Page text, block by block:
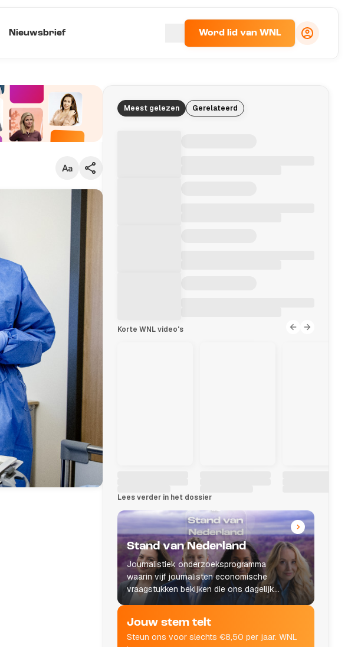
Nieuwsbrief Word lid van WNL
Meest gelezen Gerelateerd
Korte WNL video's
Lees verder in het dossier
Stand van Nederland
Journalistiek onderzoeksprogramma
waarin vijf journalisten economische
vraagstukken bekijken die ons dagelijks
leven raken.
Jouw stem telt
Steun ons voor slechts €8,50 per jaar. WNL